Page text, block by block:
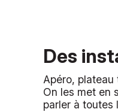
Des
Apéro, plateau
On les met en
parler à toutes